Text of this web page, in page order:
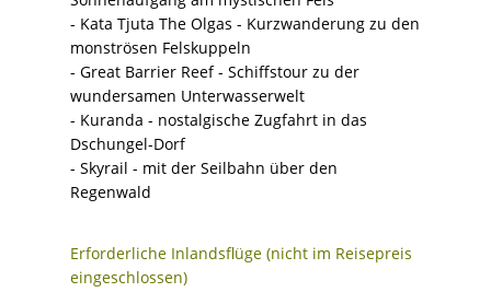
- Kata Tjuta The Olgas - Kurzwanderung zu den
monströsen Felskuppeln
- Great Barrier Reef - Schiffstour zu der
wundersamen Unterwasserwelt
- Kuranda - nostalgische Zugfahrt in das
Dschungel-Dorf
- Skyrail - mit der Seilbahn über den
Regenwald
Erforderliche Inlandsflüge (nicht im Reisepreis
eingeschlossen)